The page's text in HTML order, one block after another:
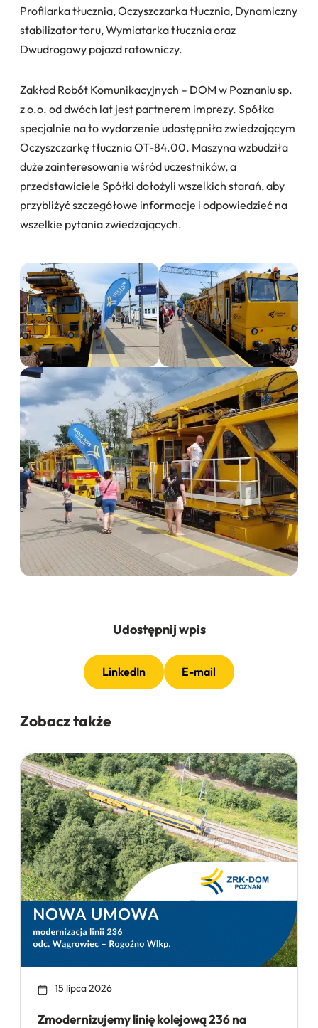
Profilarka tłucznia, Oczyszczarka tłucznia, Dynamiczny
stabilizator toru, Wymiatarka tłucznia oraz
Dwudrogowy pojazd ratowniczy.
Zakład Robót Komunikacyjnych – DOM w Poznaniu sp.
z o.o. od dwóch lat jest partnerem imprezy. Spółka
specjalnie na to wydarzenie udostępniła zwiedzającym
Oczyszczarkę tłucznia OT-84.00. Maszyna wzbudziła
duże zainteresowanie wśród uczestników, a
przedstawiciele Spółki dołożyli wszelkich starań, aby
przybliżyć szczegółowe informacje i odpowiedzieć na
wszelkie pytania zwiedzających.
Udostępnij wpis
LinkedIn E-mail
Zobacz także
15 lipca 2026
Zmodernizujemy linię kolejową 236 na